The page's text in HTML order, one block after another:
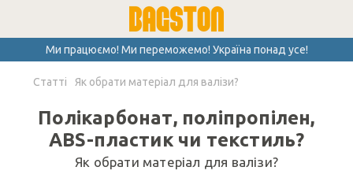
Ми працюємо! Ми переможемо! Україна понад усе!
Cтатті Як обрати матеріал для валізи?
Полікарбонат, поліпропілен,
ABS-пластик чи текстиль?
Як обрати матеріал для валізи?